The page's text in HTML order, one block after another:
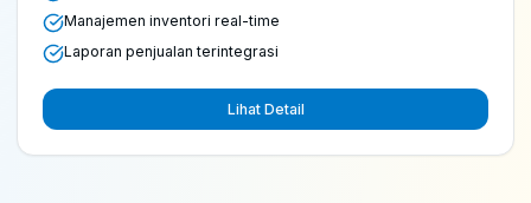
Manajemen inventori real-time
Laporan penjualan terintegrasi
Lihat Detail